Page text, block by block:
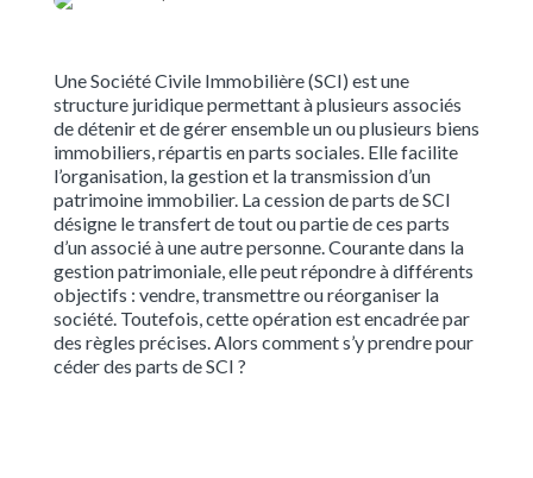
Une Société Civile Immobilière (SCI) est une
structure juridique permettant à plusieurs associés
de détenir et de gérer ensemble un ou plusieurs biens
immobiliers, répartis en parts sociales. Elle facilite
l’organisation, la gestion et la transmission d’un
patrimoine immobilier. La cession de parts de SCI
désigne le transfert de tout ou partie de ces parts
d’un associé à une autre personne. Courante dans la
gestion patrimoniale, elle peut répondre à différents
objectifs : vendre, transmettre ou réorganiser la
société. Toutefois, cette opération est encadrée par
des règles précises. Alors comment s’y prendre pour
céder des parts de SCI ?